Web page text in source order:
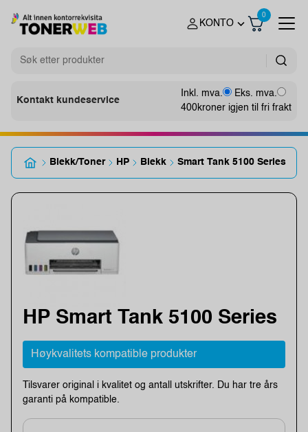
KONTO
0
Kontakt kundeservice
Inkl. mva.
Eks. mva.
400kroner igjen til fri frakt
Blekk/Toner HP Blekk Smart Tank 5100 Series
HP Smart Tank 5100 Series
Høykvalitets kompatible produkter
Tilsvarer original i kvalitet og antall utskrifter. Du har tre års
garanti på kompatible.